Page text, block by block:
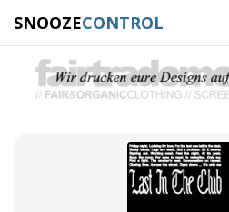
SNOOZECONTROL